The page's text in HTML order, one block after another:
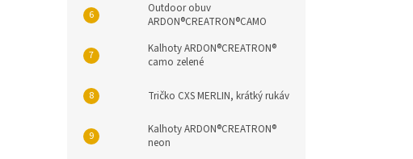
Outdoor obuv
ARDON®CREATRON®CAMO
Kalhoty ARDON®CREATRON®
camo zelené
Tričko CXS MERLIN, krátký rukáv
Kalhoty ARDON®CREATRON®
neon